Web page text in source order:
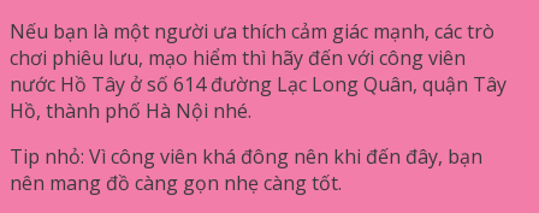
Nếu bạn là một người ưa thích cảm giác mạnh, các trò
chơi phiêu lưu, mạo hiểm thì hãy đến với công viên
nước Hồ Tây ở số 614 đường Lạc Long Quân, quận Tây
Hồ, thành phố Hà Nội nhé.
Tip nhỏ: Vì công viên khá đông nên khi đến đây, bạn
nên mang đồ càng gọn nhẹ càng tốt.